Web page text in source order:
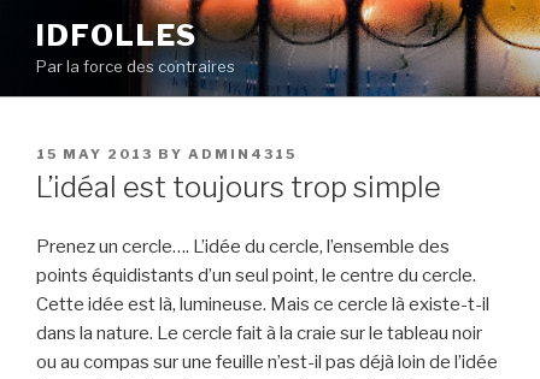
content
IDFOLLES
Par la force des contraires
POSTED
ON
15 MAY 2013 BY ADMIN4315
L’idéal est toujours trop simple
Prenez un cercle…. L’idée du cercle, l’ensemble des
points équidistants d’un seul point, le centre du cercle.
Cette idée est là, lumineuse. Mais ce cercle là existe-t-il
dans la nature. Le cercle fait à la craie sur le tableau noir
ou au compas sur une feuille n’est-il pas déjà loin de l’idée